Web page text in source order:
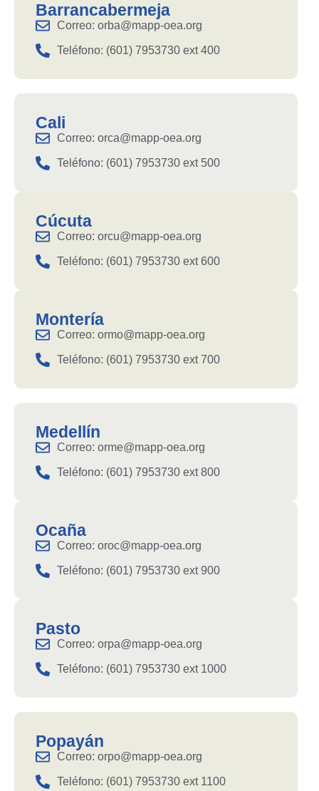
Barrancabermeja
Correo: orba@mapp-oea.org
Teléfono: (601) 7953730 ext 400
Cali
Correo: orca@mapp-oea.org
Teléfono: (601) 7953730 ext 500
Cúcuta
Correo: orcu@mapp-oea.org
Teléfono: (601) 7953730 ext 600
Montería
Correo: ormo@mapp-oea.org
Teléfono: (601) 7953730 ext 700
Medellín
Correo: orme@mapp-oea.org
Teléfono: (601) 7953730 ext 800
Ocaña
Correo: oroc@mapp-oea.org
Teléfono: (601) 7953730 ext 900
Pasto
Correo: orpa@mapp-oea.org
Teléfono: (601) 7953730 ext 1000
Popayán
Correo: orpo@mapp-oea.org
Teléfono: (601) 7953730 ext 1100